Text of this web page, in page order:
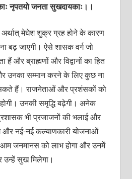
नृपतयो जनता सुखदायकाः।।
अर्थात् मेघेश शुक्र ग्रह होने के कारण
बढ़ जाएगी। ऐसे शासक वर्ग जो
हैं और ब्राह्मणों और विद्वानों का हित
उनका सम्मान करने के लिए कुछ ना
हैं। राजनेताओं और प्रशंसकों को
होगी। उनकी समृद्धि बढ़ेगी। अनेक
भी प्रजाजनों की भलाई और
नई-नई कल्याणकारी योजनाओं
जनमानस को लाभ होगा और उनमें
उन्हें सुख मिलेगा।